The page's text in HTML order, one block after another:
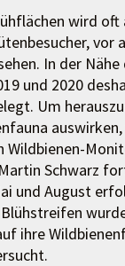
wird
vor
In der Nähe
und 2020
Um
Wildbienen-
Schwarz
und August
Blühstreifen
ihre